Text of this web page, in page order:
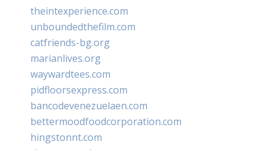
theintexperience.com
unboundedthefilm.com
catfriends-bg.org
marianlives.org
waywardtees.com
pidfloorsexpress.com
bancodevenezuelaen.com
bettermoodfoodcorporation.com
hingstonnt.com